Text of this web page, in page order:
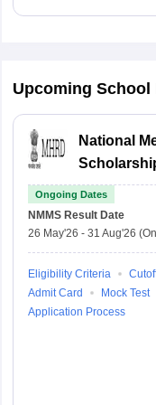
Upcoming School
National
Ongoing Dates
NMMS Result Date
26 May'26 - 31 Aug'26
Eligibility Criteria
Admit Card
Mock Test
Application Process